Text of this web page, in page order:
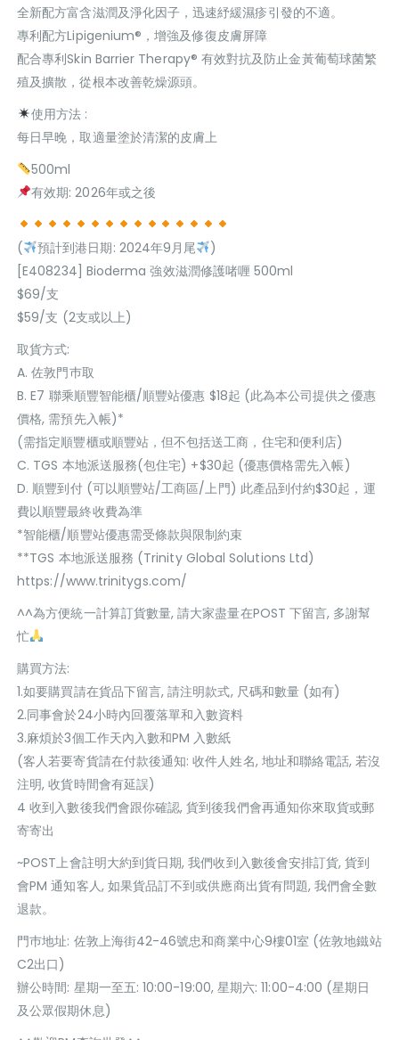
全新配方富含滋潤及淨化因子，迅速紓緩濕疹引發的不適。
專利配方Lipigenium®️，增強及修復皮膚屏障
配合專利Skin Barrier Therapy®️ 有效對抗及防止金黃葡萄球菌繁
殖及擴散，從根本改善乾燥源頭。
使用方法 :
每日早晚，取適量塗於清潔的皮膚上
500ml
有效期: 2026年或之後
( 預計到港日期: 2024年9月尾
)
[E408234] Bioderma 強效滋潤修護啫喱 500ml
$69/支
$59/支 (2支或以上)
取貨方式:
A. 佐敦門巿取
B. E7 聯乘順豐智能櫃/順豐站優惠 $18起 (此為本公司提供之優惠
價格, 需預先入帳)*
(需指定順豐櫃或順豐站，但不包括送工商，住宅和便利店)
C. TGS 本地派送服務(包住宅) +$30起 (優惠價格需先入帳)
D. 順豐到付 (可以順豐站/工商區/上門) 此產品到付約$30起，運
費以順豐最終收費為準
*智能櫃/順豐站優惠需受條款與限制約束
**TGS 本地派送服務 (Trinity Global Solutions Ltd)
https://www.trinitygs.com/
^^為方便統一計算訂貨數量, 請大家盡量在POST 下留言, 多謝幫
忙
購買方法:
1.如要購買請在貨品下留言, 請注明款式, 尺碼和數量 (如有)
2.同事會於24小時內回覆落單和入數資料
3.麻煩於3個工作天內入數和PM 入數紙
(客人若要寄貨請在付款後通知: 收件人姓名, 地址和聯絡電話, 若沒
注明, 收貨時間會有延誤)
4 收到入數後我們會跟你確認, 貨到後我們會再通知你來取貨或郵
寄寄出
~POST上會註明大約到貨日期, 我們收到入數後會安排訂貨, 貨到
會PM 通知客人, 如果貨品訂不到或供應商出貨有問題, 我們會全數
退款。
門巿地址: 佐敦上海街42-46號忠和商業中心9樓01室 (佐敦地鐵站
C2出口)
辦公時間: 星期一至五: 10:00-19:00, 星期六: 11:00-4:00 (星期日
及公眾假期休息)